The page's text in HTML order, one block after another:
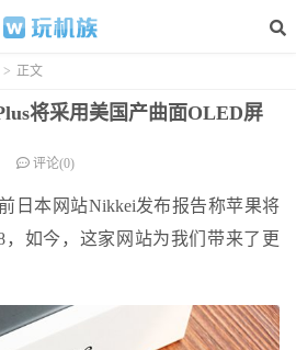
> 正文
将采用美国产曲面OLED屏
评论(0)
日本网站Nikkei发布报告称苹果将
，如今，这家网站为我们带来了更